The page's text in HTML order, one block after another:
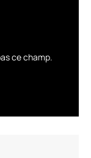
ce champ.